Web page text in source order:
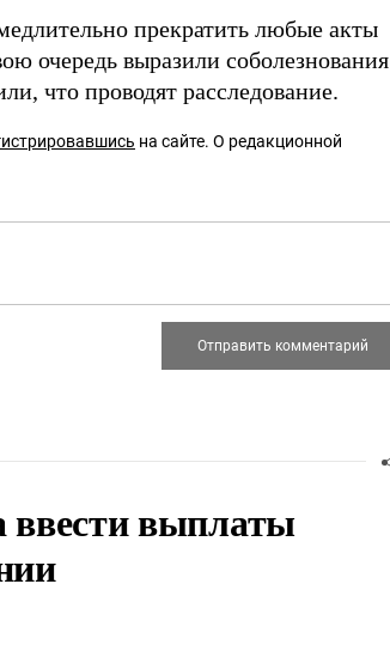
прекратить любые акты
очередь выразили соболезнования
что проводят расследование.
на сайте. О редакционной
ввести выплаты